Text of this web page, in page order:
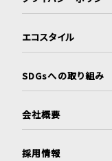
エコスタイル
SDGsへの取り組み
会社概要
採用情報